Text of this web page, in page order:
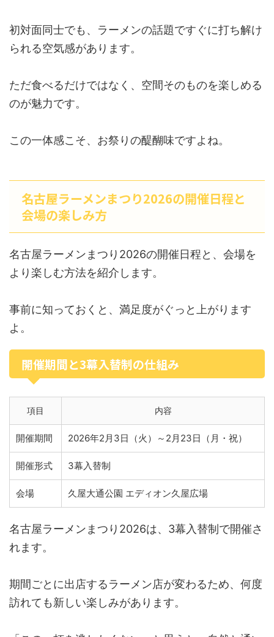
初対面同士でも、ラーメンの話題ですぐに打ち解け
られる空気感があります。
ただ食べるだけではなく、空間そのものを楽しめる
のが魅力です。
この一体感こそ、お祭りの醍醐味ですよね。
名古屋ラーメンまつり2026の開催日程と
会場の楽しみ方
名古屋ラーメンまつり2026の開催日程と、会場を
より楽しむ方法を紹介します。
事前に知っておくと、満足度がぐっと上がります
よ。
開催期間と3幕入替制の仕組み
項目 内容
開催期間 2026年2月3日（火）～2月23日（月・祝）
開催形式 3幕入替制
会場 久屋大通公園 エディオン久屋広場
名古屋ラーメンまつり2026は、3幕入替制で開催さ
れます。
期間ごとに出店するラーメン店が変わるため、何度
訪れても新しい楽しみがあります。